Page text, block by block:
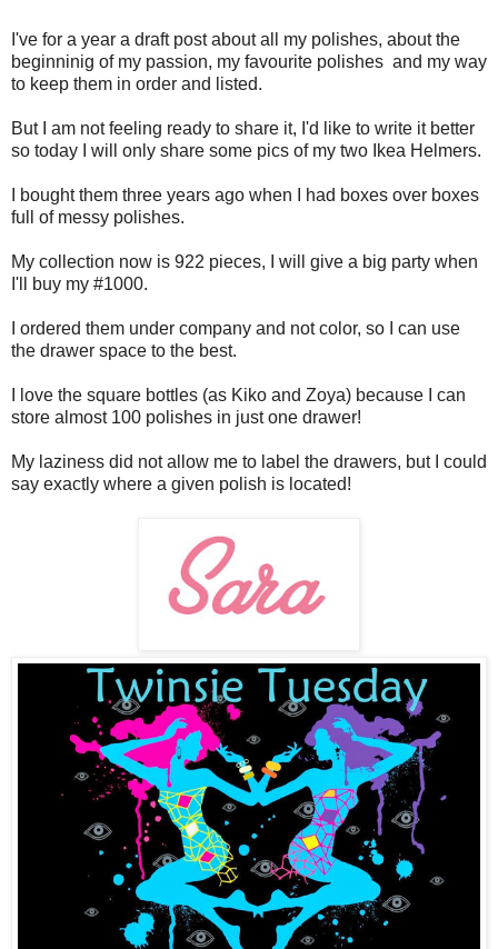
I've for a year a draft post about all my polishes, about the
beginninig of my passion, my favourite polishes and my way
to keep them in order and listed.
But I am not feeling ready to share it, I'd like to write it better
so today I will only share some pics of my two Ikea Helmers.
I bought them three years ago when I had boxes over boxes
full of messy polishes.
My collection now is 922 pieces, I will give a big party when
I'll buy my #1000.
I ordered them under company and not color, so I can use
the drawer space to the best.
I love the square bottles (as Kiko and Zoya) because I can
store almost 100 polishes in just one drawer!
My laziness did not allow me to label the drawers, but I could
say exactly where a given polish is located!